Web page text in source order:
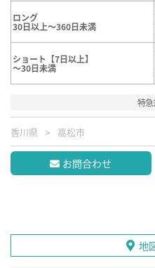
ロング
30日以上～360日未満
ショート【7日以上】
～30日未満
特
香川県 高松市
お問合わせ
地